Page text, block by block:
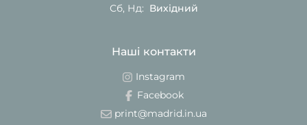
Сб, Нд: Вихідний
Наші контакти
Instagram
Facebook
print@madrid.in.ua